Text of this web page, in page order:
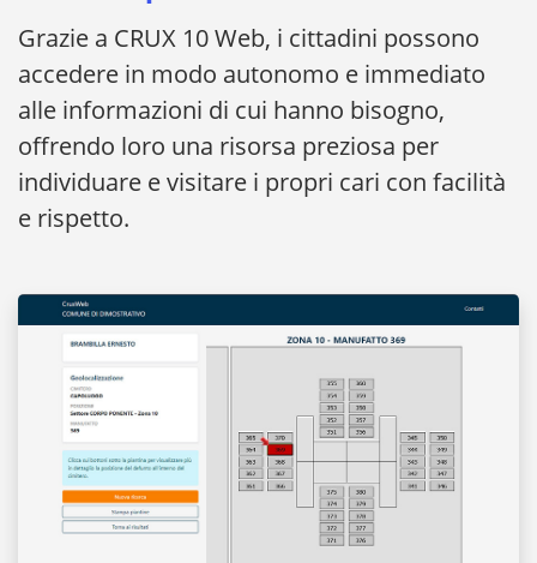
Grazie a CRUX 10 Web, i cittadini possono
accedere in modo autonomo e immediato
alle informazioni di cui hanno bisogno,
offrendo loro una risorsa preziosa per
individuare e visitare i propri cari con facilità
e rispetto.